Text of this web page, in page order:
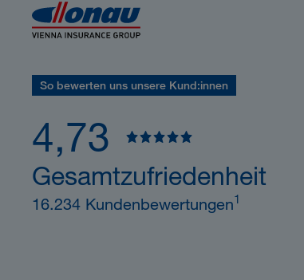
So bewerten uns unsere Kund:innen
4,73
Gesamtzufriedenheit
16.234 Kundenbewertungen1